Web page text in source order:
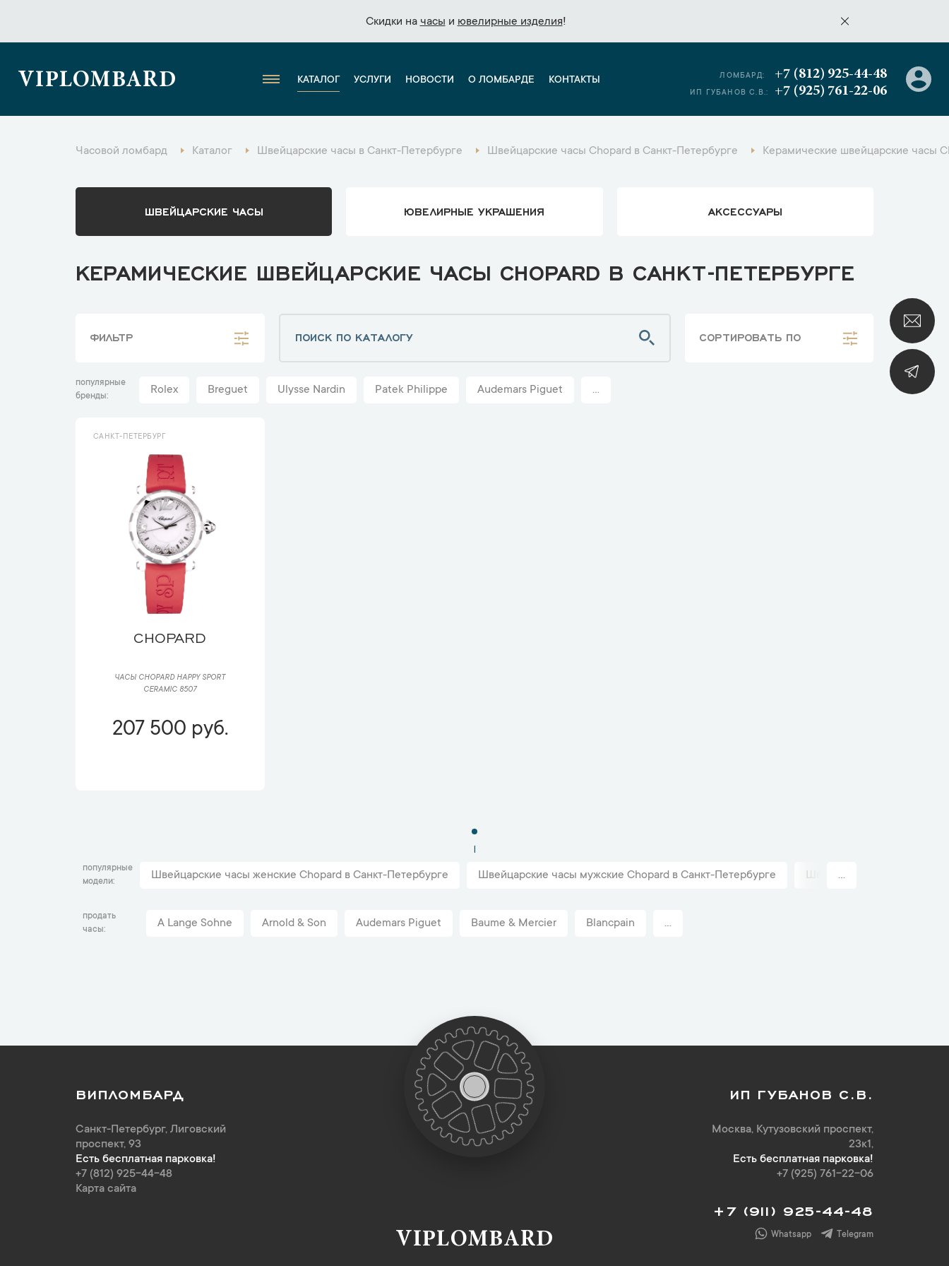
Скидки на часы и ювелирные изделия!
Скидки на часы и ювелирные изделия!
VIPLOMBARD КАТАЛОГ УСЛУГИ НОВОСТИ О ЛОМБАРДЕ КОНТАКТЫ ЛОМБАРД: +7 (812) 925-44-48
ИП ГУБАНОВ С.В.: +7 (925) 761-22-06
Часовой ломбард Каталог Швейцарские часы в Санкт-Петербурге Швейцарские часы Chopard в Санкт-Петербурге Керамические швейцарские часы
ШВЕЙЦАРСКИЕ ЧАСЫ ЮВЕЛИРНЫЕ УКРАШЕНИЯ АКСЕССУАРЫ
КЕРАМИЧЕСКИЕ ШВЕЙЦАРСКИЕ ЧАСЫ CHOPARD В САНКТ-ПЕТЕРБУРГЕ
ФИЛЬТР СОРТИРОВАТЬ ПО
популярные
бренды
Rolex Breguet Ulysse Nardin Patek Philippe Audemars Piguet ...
САНКТ-ПЕТЕРБУРГ
CHOPARD
ЧАСЫ CHOPARD HAPPY SPORT
CERAMIC 8507
207 500 руб.
1
популярные
модели
Швейцарские часы женские Chopard в Санкт-Петербурге Швейцарские часы мужские Chopard в Санкт-Петербурге Швейцарские часы
...
продать
часы
A Lange Sohne Arnold & Son Audemars Piguet Baume & Mercier Blancpain ...
ВИПЛОМБАРД
Санкт-Петербург, Лиговский
проспект, 93
Есть бесплатная парковка!
+7 (812) 925-44-48
Карта сайта
ИП ГУБАНОВ С.В.
Москва, Кутузовский проспект,
23к1,
Есть бесплатная парковка!
+7 (925) 761-22-06
+7 (911) 925-44-48
Whatsapp Telegram
VIPLOMBARD